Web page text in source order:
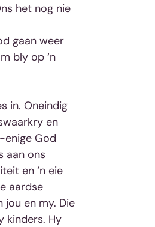
het nog nie
gaan weer
bly op ‘n
in. Oneindig
en
enige God
aan ons
en ‘n eie
aardse
jou en my. Die
kinders. Hy